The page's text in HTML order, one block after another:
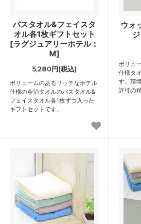
バスタオル&フェイスタ
オル各1枚ギフトセット
[ラグジュアリーホテル：
M]
5,280円(税込)
ボリュームのあるリッチなホテル
仕様の今治タオルのバスタオル&
フェイスタオル各1枚ずつ入った
ギフトセットです。
ウォ
ボリュ
仕様タ
す。環
許可の